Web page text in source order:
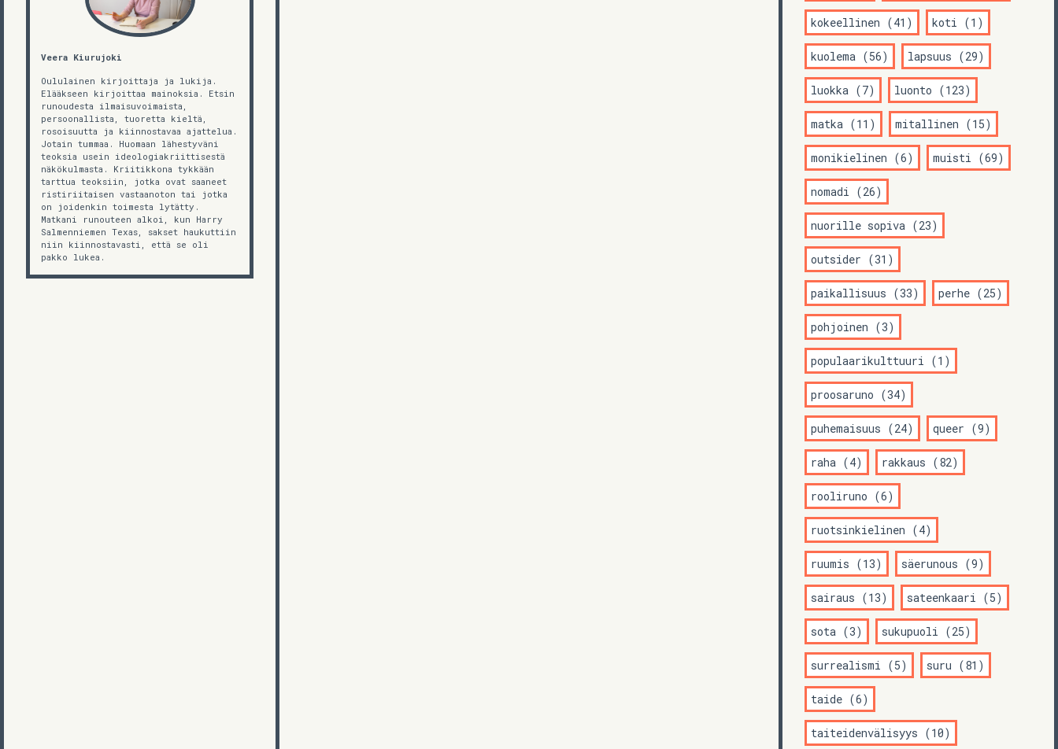
Veera Kiurujoki
Oululainen kirjoittaja ja lukija.
Elääkseen kirjoittaa mainoksia. Etsin
runoudesta ilmaisuvoimaista,
persoonallista, tuoretta kieltä,
rosoisuutta ja kiinnostavaa ajattelua.
Jotain tummaa. Huomaan lähestyväni
teoksia usein ideologiakriittisestä
näkökulmasta. Kriitikkona tykkään
tarttua teoksiin, jotka ovat saaneet
ristiriitaisen vastaanoton tai jotka
on joidenkin toimesta lytätty.
Matkani runouteen alkoi, kun Harry
Salmenniemen Texas, sakset haukuttiin
niin kiinnostavasti, että se oli
pakko lukea.
kokeellinen (41) koti (1)
kuolema (56) lapsuus (29)
luokka (7) luonto (123)
matka (11) mitallinen (15)
monikielinen (6) muisti (69)
nomadi (26)
nuorille sopiva (23)
outsider (31)
paikallisuus (33) perhe (25)
pohjoinen (3)
populaarikulttuuri (1)
proosaruno (34)
puhemaisuus (24) queer (9)
raha (4) rakkaus (82)
rooliruno (6)
ruotsinkielinen (4)
ruumis (13) säerunous (9)
sairaus (13) sateenkaari (5)
sota (3) sukupuoli (25)
surrealismi (5) suru (81)
taide (6)
taiteidenvälisyys (10)